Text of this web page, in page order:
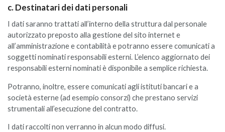
c. Destinatari dei dati personali
I dati saranno trattati all’interno della struttura dal personale
autorizzato preposto alla gestione del sito internet e
all’amministrazione e contabilità e potranno essere comunicati a
soggetti nominati responsabili esterni. L’elenco aggiornato dei
responsabili esterni nominati è disponibile a semplice richiesta.
Potranno, inoltre, essere comunicati agli istituti bancari e a
società esterne (ad esempio consorzi) che prestano servizi
strumentali all’esecuzione del contratto.
I dati raccolti non verranno in alcun modo diffusi.